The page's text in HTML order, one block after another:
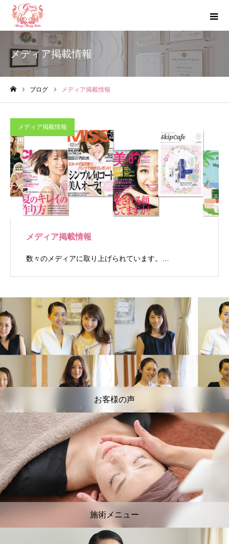
メディア掲載情報
ブログ メディア掲載情報
メディア掲載情報
メディア掲載情報
数々のメディアに取り上げられています。…
お客様の声
施術メニュー